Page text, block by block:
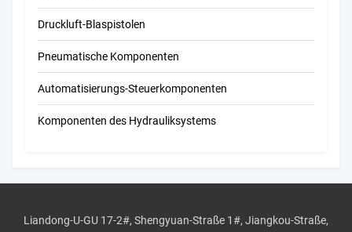
Druckluft-Blaspistolen
Pneumatische Komponenten
Automatisierungs-Steuerkomponenten
Komponenten des Hydrauliksystems
Liandong-U-GU 17-2#, Shengyuan-Straße 1#, Jiangkou-Straße,